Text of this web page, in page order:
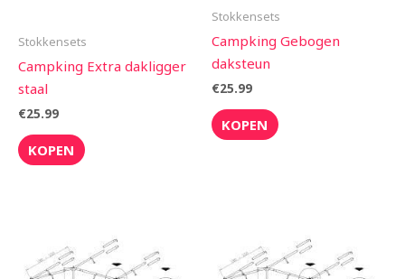
Stokkensets
Campking Extra dakligger
staal
€25.99
KOPEN
Stokkensets
Campking Gebogen
daksteun
€25.99
KOPEN